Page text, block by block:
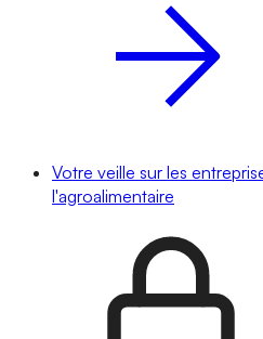
Votre veille sur les
l'agroalimentaire